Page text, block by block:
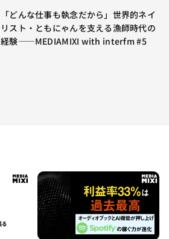
「どんな仕事も執念だから」世界的ネイ
リスト・ともにゃんを支える漁師時代の
経験——MEDIAMIXI with interfm #5